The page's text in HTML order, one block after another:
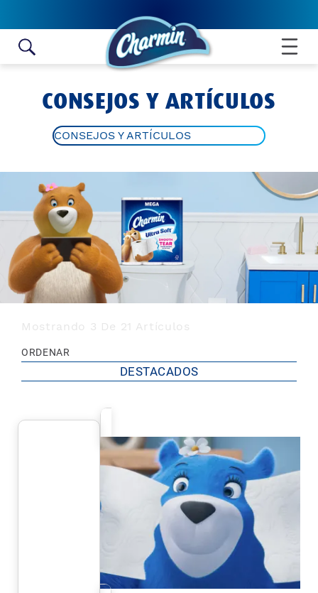
CONSEJOS Y ARTÍCULOS
CONSEJOS Y ARTÍCULOS
TOILET PAPER ROLL CRAFTS
BATHROOM HYGIENE TIPS
POTTY TRAINING
BATHROOM IDEAS AND TIPS
Mostrando 3 De 21 Artículos
ORDENAR
DESTACADOS